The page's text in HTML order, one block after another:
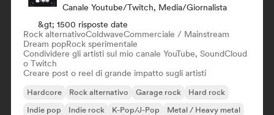
Canale Youtube/Twitch, Media/Giornalista
&gt; 1500 risposte date
Rock alternativoColdwaveCommerciale / Mainstream
Dream popRock sperimentale
Condividere gli artisti sul mio canale YouTube, SoundCloud
o Twitch
Creare post o reel di grande impatto sugli artisti
Hardcore Rock alternativo Garage rock
Hard rock
Indie pop
Indie rock K-Pop/J-Pop Metal / Heavy metal